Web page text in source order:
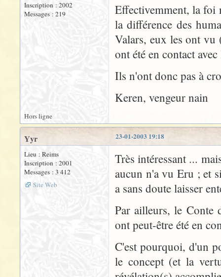
Inscription : 2002
Messages : 219
Effectivemment, la foi
la différence des
Valars, eux les ont vu
ont été en contact
Ils n'ont donc pas à
Keren, vengeur nain
Hors ligne
23-01-2003 19:18
Yyr
Lieu : Reims
Inscription : 2001
Messages : 3 412
Site Web
Très intéressant ...
aucun n'a vu Eru ; et
a sans doute laisser
Par ailleurs, le Conte
ont peut-être été en
C'est pourquoi, d'un
le concept (et la